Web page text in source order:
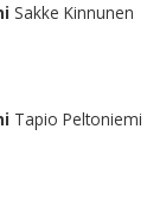
Sakke Kinnunen
Tapio Peltoniemi